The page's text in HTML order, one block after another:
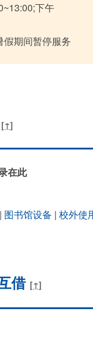
下午
假期间暂停服务
[↑]
在此
| 图书馆设备 | 校外使
借 [↑]